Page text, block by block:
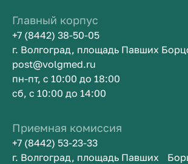
Главный корпус
+7 (8442) 38-50-05
г. Волгоград, площадь Павших
post@volgmed.ru
пн-пт, с 10:00 до 18:00
сб, с 10:00 до 14:00
Приемная комиссия
+7 (8442) 53-23-33
г. Волгоград, площадь Павших